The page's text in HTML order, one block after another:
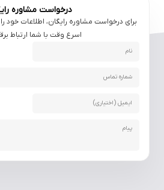
درخواست مشاوره
برای درخواست مشاوره رایگان، اطلاعات خود را
اسرع وقت با شما ارتباط برقرار